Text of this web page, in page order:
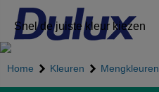
Snel de juiste kleur kiezen
Home Kleuren Mengkleuren